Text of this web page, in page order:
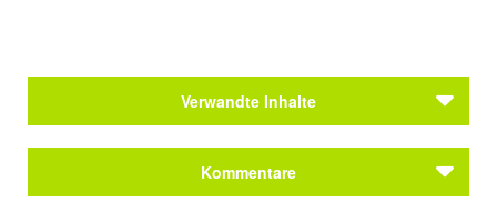
Verwandte Inhalte
Kommentare